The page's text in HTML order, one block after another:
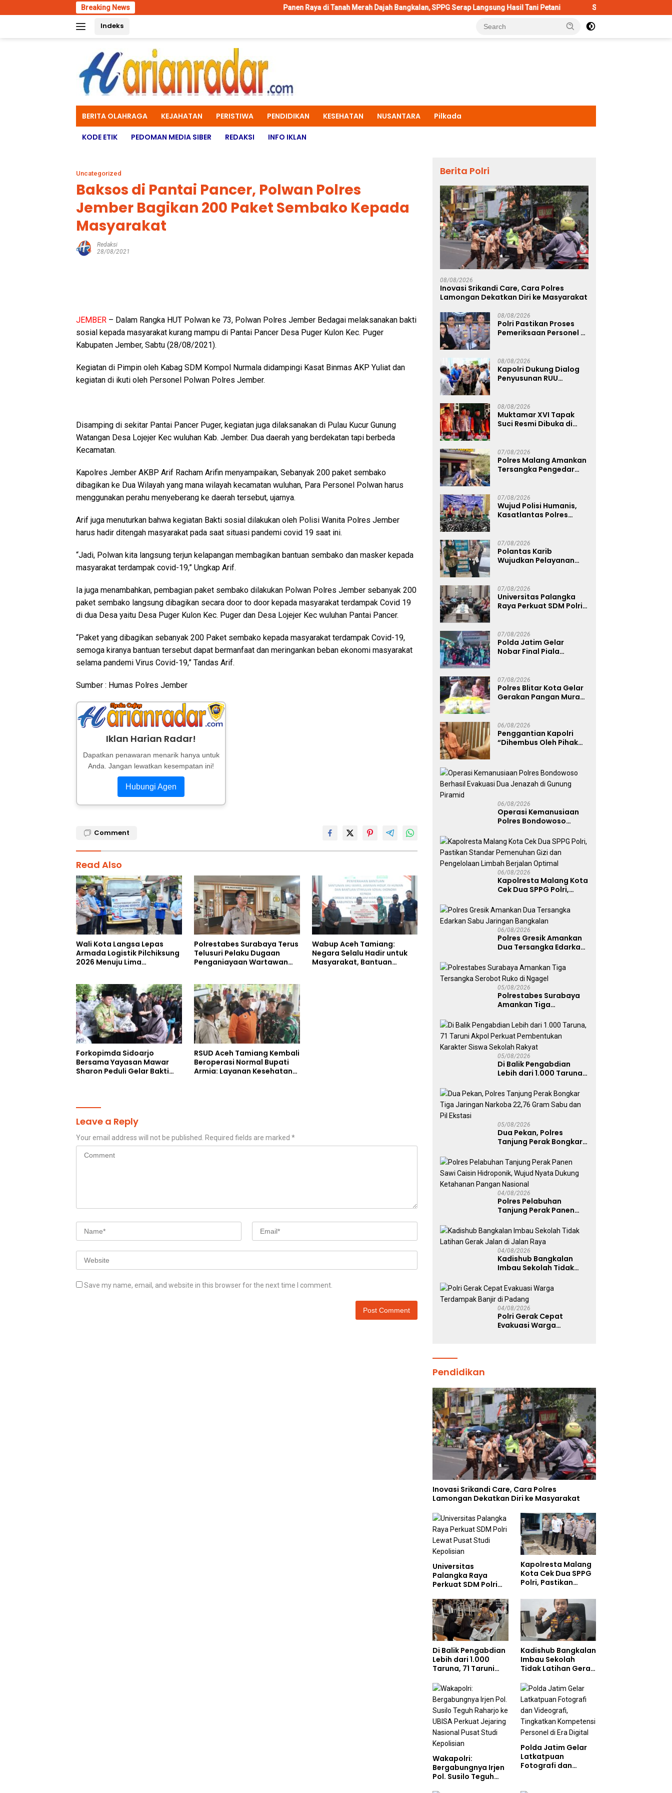
to
Breaking News Panen Raya di Tanah Merah Dajah Bangkalan, SPPG Serap Langsung Hasil Tani Petani Selamat Jalan Cak Sholeh “No Viral No
Indeks
BERITA OLAHRAGA KEJAHATAN PERISTIWA PENDIDIKAN KESEHATAN NUSANTARA Pilkada
KODE ETIK PEDOMAN MEDIA SIBER REDAKSI INFO IKLAN
Uncategorized
Baksos di Pantai Pancer, Polwan Polres
Jember Bagikan 200 Paket Sembako Kepada
Masyarakat
Redaksi
28/08/2021
JEMBER – Dalam Rangka HUT Polwan ke 73, Polwan Polres Jember Bedagai melaksanakan bakti
sosial kepada masyarakat kurang mampu di Pantai Pancer Desa Puger Kulon Kec. Puger
Kabupaten Jember, Sabtu (28/08/2021).
Kegiatan di Pimpin oleh Kabag SDM Kompol Nurmala didampingi Kasat Binmas AKP Yuliat dan
kegiatan di ikuti oleh Personel Polwan Polres Jember.
Disamping di sekitar Pantai Pancer Puger, kegiatan juga dilaksanakan di Pulau Kucur Gunung
Watangan Desa Lojejer Kec wuluhan Kab. Jember. Dua daerah yang berdekatan tapi berbeda
Kecamatan.
Kapolres Jember AKBP Arif Racham Arifin menyampaikan, Sebanyak 200 paket sembako
dibagikan ke Dua Wilayah yang mana wilayah kecamatan wuluhan, Para Personel Polwan harus
menggunakan perahu menyeberang ke daerah tersebut, ujarnya.
Arif juga menuturkan bahwa kegiatan Bakti sosial dilakukan oleh Polisi Wanita Polres Jember
harus hadir ditengah masyarakat pada saat situasi pandemi covid 19 saat ini.
“Jadi, Polwan kita langsung terjun kelapangan membagikan bantuan sembako dan masker kepada
masyarakat terdampak covid-19,” Ungkap Arif.
Ia juga menambahkan, pembagian paket sembako dilakukan Polwan Polres Jember sebanyak 200
paket sembako langsung dibagikan secara door to door kepada masyarakat terdampak Covid 19
di dua Desa yaitu Desa Puger Kulon Kec. Puger dan Desa Lojejer Kec wuluhan Pantai Pancer.
“Paket yang dibagikan sebanyak 200 Paket sembako kepada masyarakat terdampak Covid-19,
semoga kiranya bantuan tersebut dapat bermanfaat dan meringankan beban ekonomi masyarakat
selama pandemi Virus Covid-19,” Tandas Arif.
Sumber : Humas Polres Jember
Iklan Harian Radar!
Dapatkan penawaran menarik hanya untuk
Anda. Jangan lewatkan kesempatan ini!
Hubungi Agen
Comment
Read Also
Wali Kota Langsa Lepas
Armada Logistik Pilchiksung
2026 Menuju Lima
Polrestabes Surabaya Terus
Telusuri Pelaku Dugaan
Penganiayaan Wartawan
Wabup Aceh Tamiang:
Negara Selalu Hadir untuk
Masyarakat, Bantuan
Forkopimda Sidoarjo
Bersama Yayasan Mawar
Sharon Peduli Gelar Bakti
RSUD Aceh Tamiang Kembali
Beroperasi Normal Bupati
Armia: Layanan Kesehatan
Leave a Reply
Your email address will not be published. Required fields are marked *
Save my name, email, and website in this browser for the next time I comment.
Berita Polri
08/08/2026
Inovasi Srikandi Care, Cara Polres
Lamongan Dekatkan Diri ke Masyarakat
08/08/2026
Polri Pastikan Proses
Pemeriksaan Personel di
Transparan
08/08/2026
Kapolri Dukung Dialog
Penyusunan RUU
Buruh
08/08/2026
Muktamar XVI Tapak
Suci Resmi Dibuka di
Anggota Kehormatan
07/08/2026
Polres Malang Amankan
Tersangka Pengedar
Ganja 131 Gram
07/08/2026
Wujud Polisi Humanis,
Kasatlantas Polres
Berkah di Masjid Syekh
Ahmad Ibrahim
07/08/2026
Polantas Karib
Wujudkan Pelayanan
Humanis
07/08/2026
Universitas Palangka
Raya Perkuat SDM Polri
07/08/2026
Polda Jatim Gelar
Nobar Final Piala
Persebaya dari
Lapangan Mapolda
07/08/2026
Polres Blitar Kota Gelar
Gerakan Pangan Murah
06/08/2026
Penggantian Kapolri
“Dihembus Oleh Pihak
06/08/2026
Operasi Kemanusiaan
Polres Bondowoso
Jenazah di Gunung
Piramid
06/08/2026
Kapolresta Malang Kota
Cek Dua SPPG Polri,
Pemenuhan Gizi dan
Pengelolaan Limbah
Berjalan Optimal
06/08/2026
Polres Gresik Amankan
Dua Tersangka Edarkan
Bangkalan
05/08/2026
Polrestabes Surabaya
Amankan Tiga
Ruko di Ngagel
05/08/2026
Di Balik Pengabdian
Lebih dari 1.000 Taruna,
Pembentukan Karakter
Siswa Sekolah Rakyat
05/08/2026
Dua Pekan, Polres
Tanjung Perak Bongkar
22,76 Gram Sabu dan Pil
Ekstasi
04/08/2026
Polres Pelabuhan
Tanjung Perak Panen
Wujud Nyata Dukung
Ketahanan Pangan
Nasional
04/08/2026
Kadishub Bangkalan
Imbau Sekolah Tidak
Jalan Raya
04/08/2026
Polri Gerak Cepat
Evakuasi Warga
Pendidikan
Inovasi Srikandi Care, Cara Polres
Lamongan Dekatkan Diri ke Masyarakat
Universitas
Palangka Raya
Perkuat SDM Polri
Kepolisian
Kapolresta Malang
Kota Cek Dua SPPG
Polri, Pastikan
Gizi dan
Pengelolaan Limbah
Berjalan Optimal
Di Balik Pengabdian
Lebih dari 1.000
Taruna, 71 Taruni
Pembentukan
Karakter Siswa
Sekolah Rakyat
Kadishub Bangkalan
Imbau Sekolah
Tidak Latihan Gerak
Wakapolri:
Bergabungnya Irjen
Pol. Susilo Teguh
Polda Jatim Gelar
Latkatpuan
Fotografi dan